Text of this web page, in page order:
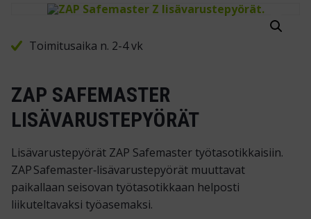
Toimitusaika n. 2-4 vk
ZAP SAFEMASTER
LISÄVARUSTEPYÖRÄT
Lisävarustepyörät ZAP Safemaster työtasotikkaisiin.
ZAP Safemaster‑lisävarustepyörät muuttavat
paikallaan seisovan työtasotikkaan helposti
liikuteltavaksi työasemaksi.